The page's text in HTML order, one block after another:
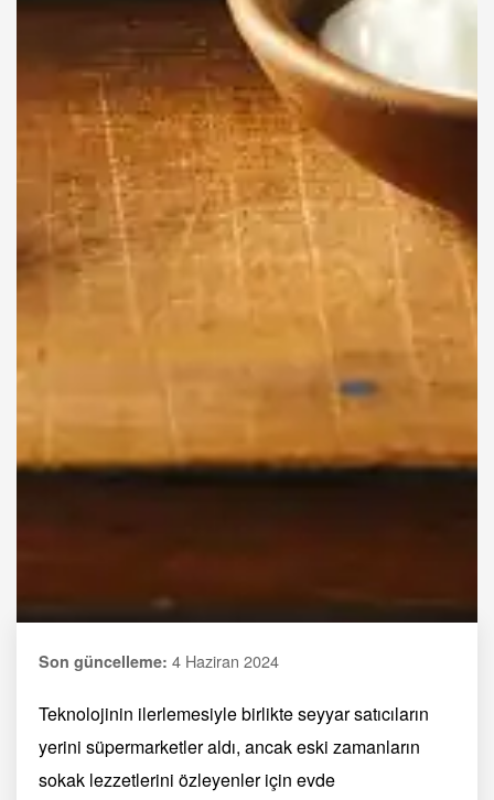
Son güncelleme: 4 Haziran 2024
Teknolojinin ilerlemesiyle birlikte seyyar satıcıların
yerini süpermarketler aldı, ancak eski zamanların
sokak lezzetlerini özleyenler için evde